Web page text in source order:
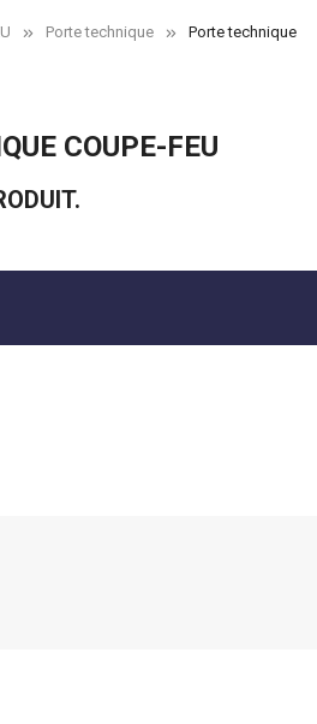
Porte technique
Porte technique
COUPE-FEU